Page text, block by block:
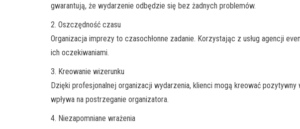
gwarantują, że wydarzenie odbędzie się bez żadnych problemów.
2. Oszczędność czasu
Organizacja imprezy to czasochłonne zadanie. Korzystając z usług agencji
ich oczekiwaniami.
3. Kreowanie wizerunku
Dzięki profesjonalnej organizacji wydarzenia, klienci mogą kreować
wpływa na postrzeganie organizatora.
4. Niezapomniane wrażenia